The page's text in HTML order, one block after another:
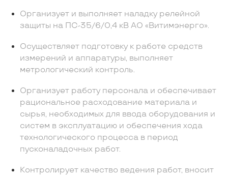
Организует и выполняет наладку релейной
защиты на ПС-35/6/0,4 кВ АО «Витимэнерго».
Осуществляет подготовку к работе средств
измерений и аппаратуры, выполняет
метрологический контроль.
Организует работу персонала и обеспечивает
рациональное расходование материала и
сырья, необходимых для ввода оборудования и
систем в эксплуатацию и обеспечения хода
технологического процесса в период
пусконаладочных работ.
Контролирует качество ведения работ, вносит